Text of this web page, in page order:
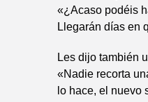
«¿Acaso podéis
Llegarán días en
Les dijo también
«Nadie recorta
lo hace, el nuevo